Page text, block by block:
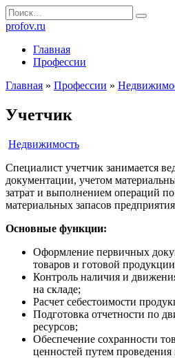
Перейти
к
содержанию
Search
for:
profov.ru
Главная
Профессии
Главная » Профессии »
Учетчик
Недвижимость
Специалист учетчик занимается
документации, учетом
затрат и выполнением операций
материальных запасов
Основные функции:
Оформление первичных
товаров и готовой
Контроль наличия и
на складе;
Расчет себестоимости
Подготовка отчетности по
ресурсов;
Обеспечение сохранности
ценностей путем